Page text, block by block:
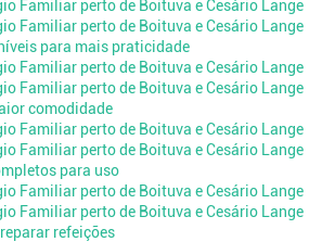
para mais praticidade
comodidade
para uso
refeições